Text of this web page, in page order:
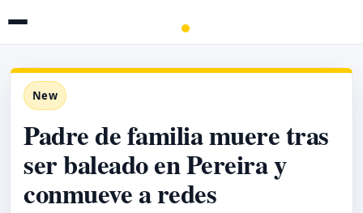
New
Padre de familia muere tras
ser baleado en Pereira y
conmueve a redes